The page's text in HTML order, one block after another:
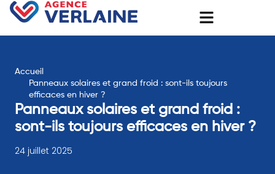
Accueil
Panneaux solaires et grand froid : sont-ils toujours
efficaces en hiver ?
Panneaux solaires et grand froid :
sont-ils toujours efficaces en hiver ?
24 juillet 2025